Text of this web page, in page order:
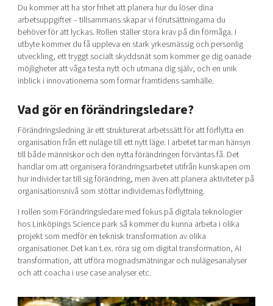
Du kommer att ha stor frihet att planera hur du löser dina
arbetsuppgifter – tillsammans skapar vi förutsättningarna du
behöver för att lyckas. Rollen ställer stora krav på din förmåga. I
utbyte kommer du få uppleva en stark yrkesmässig och personlig
utveckling, ett tryggt socialt skyddsnät som kommer ge dig oanade
möjligheter att våga testa nytt och utmana dig själv, och en unik
inblick i innovationerna som formar framtidens samhälle.
Vad gör en förändringsledare?
Förändringsledning är ett strukturerat arbetssätt för att förflytta en
organisation från ett nuläge till ett nytt läge. I arbetet tar man hänsyn
till både människor och den nytta förändringen förväntas få. Det
handlar om att organisera förändringsarbetet utifrån kunskapen om
hur individer tar till sig förändring, men även att planera aktiviteter på
organisationsnivå som stöttar individernas förflyttning.
I rollen som Förändringsledare med fokus på digitala teknologier
hos Linköpings Science park så kommer du kunna arbeta i olika
projekt som medför en teknisk transformation av olika
organisationer. Det kan t.ex. röra sig om digital transformation, AI
transformation, att utföra mognadsmätningar och nulägesanalyser
och att coacha i use case analyser etc.